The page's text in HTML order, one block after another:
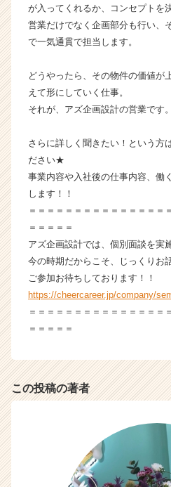
ー・
成
長
か
ら
ス
ウ
が
就
サ
イ
ト
チ
ア
r
r
が入ってくれるか、コンセプトを
営業だけでなく企画部分も行い、
で一気通貫で担当します。
どうやったら、その物件の価値が
えて形にしていく仕事。
それが、アズ企画設計の営業です。
さらに詳しく聞きたい！という方
ださい★
事業内容や入社後の仕事内容、働
します！！
＝＝＝＝＝＝＝＝＝＝＝＝＝＝＝
＝＝＝＝＝
アズ企画設計では、個別面談を実
今の時期だからこそ、じっくりお
ご参加お待ちしております！！
https://cheercareer.jp/company/
＝＝＝＝＝＝＝＝＝＝＝＝＝＝＝
＝＝＝＝＝
この投稿の著者